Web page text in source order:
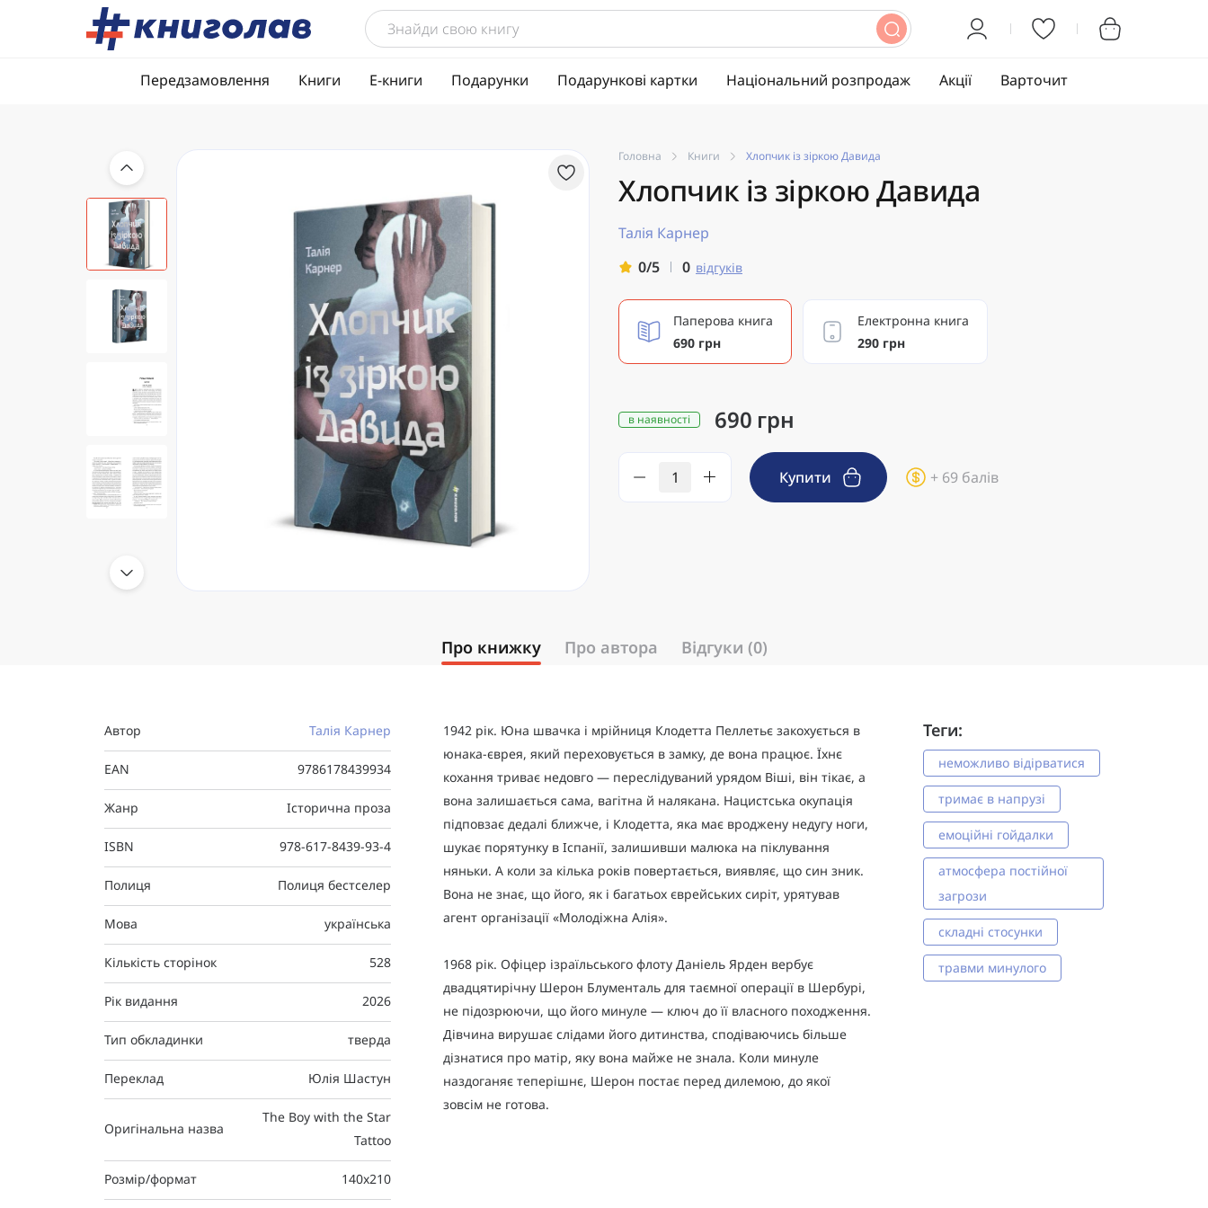
Передзамовлення Книги Е-книги Подарунки Подарункові картки Національний розпродаж Акції Варточит
Головна Книги Хлопчик із зіркою Давида
Хлопчик із зіркою Давида
Талія Карнер
0/5
0 відгуків
Паперова книга
690 грн
Електронна книга
290 грн
в наявності 690 грн
Купити + 69 балів
Про книжку Про автора Відгуки (0)
Автор Талія Карнер
EAN 9786178439934
Жанр Історична проза
ISBN 978-617-8439-93-4
Полиця Полиця бестселер
Мова українська
Кількість сторінок 528
Рік видання 2026
Тип обкладинки тверда
Переклад Юлія Шастун
Оригінальна назва
The Boy with the Star
Tattoo
Розмір/формат 140х210
1942 рік. Юна швачка і мрійниця Клодетта Пеллетьє закохується в
юнака-єврея, який переховується в замку, де вона працює. Їхнє
кохання триває недовго — переслідуваний урядом Віші, він тікає, а
вона залишається сама, вагітна й налякана. Нацистська окупація
підповзає дедалі ближче, і Клодетта, яка має вроджену недугу ноги,
шукає порятунку в Іспанії, залишивши малюка на піклування
няньки. А коли за кілька років повертається, виявляє, що син зник.
Вона не знає, що його, як і багатьох єврейських сиріт, урятував
агент організації «Молодіжна Алія».
1968 рік. Офіцер ізраїльського флоту Даніель Ярден вербує
двадцятирічну Шерон Блументаль для таємної операції в Шербурі,
не підозрюючи, що його минуле — ключ до її власного походження.
Дівчина вирушає слідами його дитинства, сподіваючись більше
дізнатися про матір, яку вона майже не знала. Коли минуле
наздоганяє теперішнє, Шерон постає перед дилемою, до якої
зовсім не готова.
Теги:
неможливо відірватися
тримає в напрузі
емоційні гойдалки
атмосфера постійної
загрози
складні стосунки
травми минулого